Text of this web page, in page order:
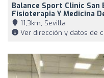
Balance Sport Clinic San
Fisioterapia Y Medicina
11,3km, Sevilla
Ver dirección y datos de